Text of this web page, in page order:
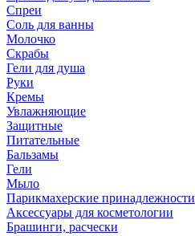
Спреи
Соль для ванны
Молочко
Скрабы
Гели для душа
Руки
Кремы
Увлажняющие
Защитные
Питательные
Бальзамы
Гели
Мыло
Парикмахерские принадлежности
Аксессуары для косметологии
Брашинги, расчески